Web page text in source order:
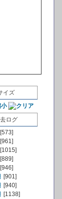
イズ
ログ
[573]
[961]
[1015]
[889]
[946]
[901]
[940]
[1138]